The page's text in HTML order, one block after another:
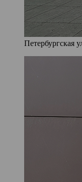
Петербургская